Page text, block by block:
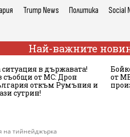
Trump News Политика Social
Най-важните
в държавата!
съобщи от МС: Дрон
откъм Румъния и
сутрин!
от
на тийнейджърка